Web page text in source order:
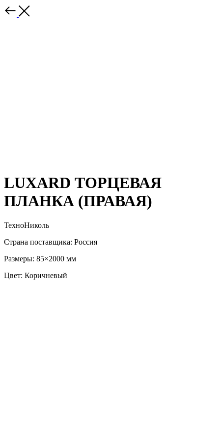
LUXARD ТОРЦЕВАЯ
ПЛАНКА (ПРАВАЯ)
ТехноНиколь
Страна поставщика: Россия
Размеры: 85×2000 мм
Цвет: Коричневый